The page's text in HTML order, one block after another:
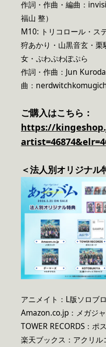
作詞・作曲・編曲：
福山 整）
M10: トリコロール・ス
狩あかり・山黒音玄・
女・ぷわぷわぽぷら
作詞・作曲：Jun
曲：
ご購入はこちら：
https://
＜法人別オリジナル
アニメイト：L版ソロブ
Amazon.co.jp：メガジ
TOWER RECORDS：ポ
楽天ブックス：アクリル